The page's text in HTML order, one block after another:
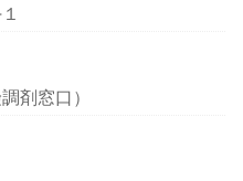
剤窓口）